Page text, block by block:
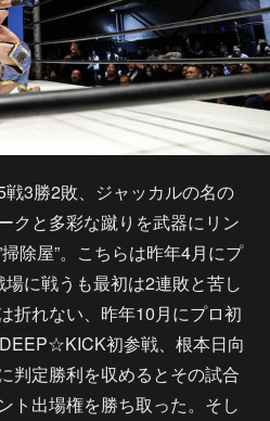
3勝2敗、ジャッカルの名の
クと多彩な蹴りを武器にリン
除屋”。こちらは昨年4月にプ
に戦うも最初は2連敗と苦し
折れない、昨年10月にプロ初
初参戦、根本日向
判定勝利を収めるとその試合
ト出場権を勝ち取った。そし